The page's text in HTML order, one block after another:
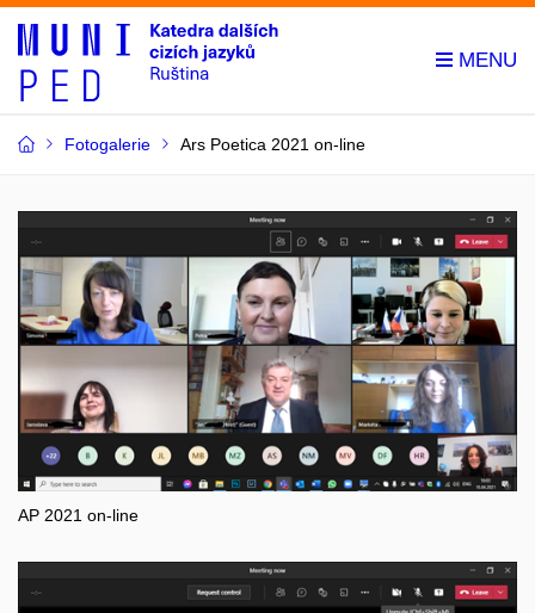
Fotogalerie Ars Poetica 2021 on-line
AP 2021 on-line